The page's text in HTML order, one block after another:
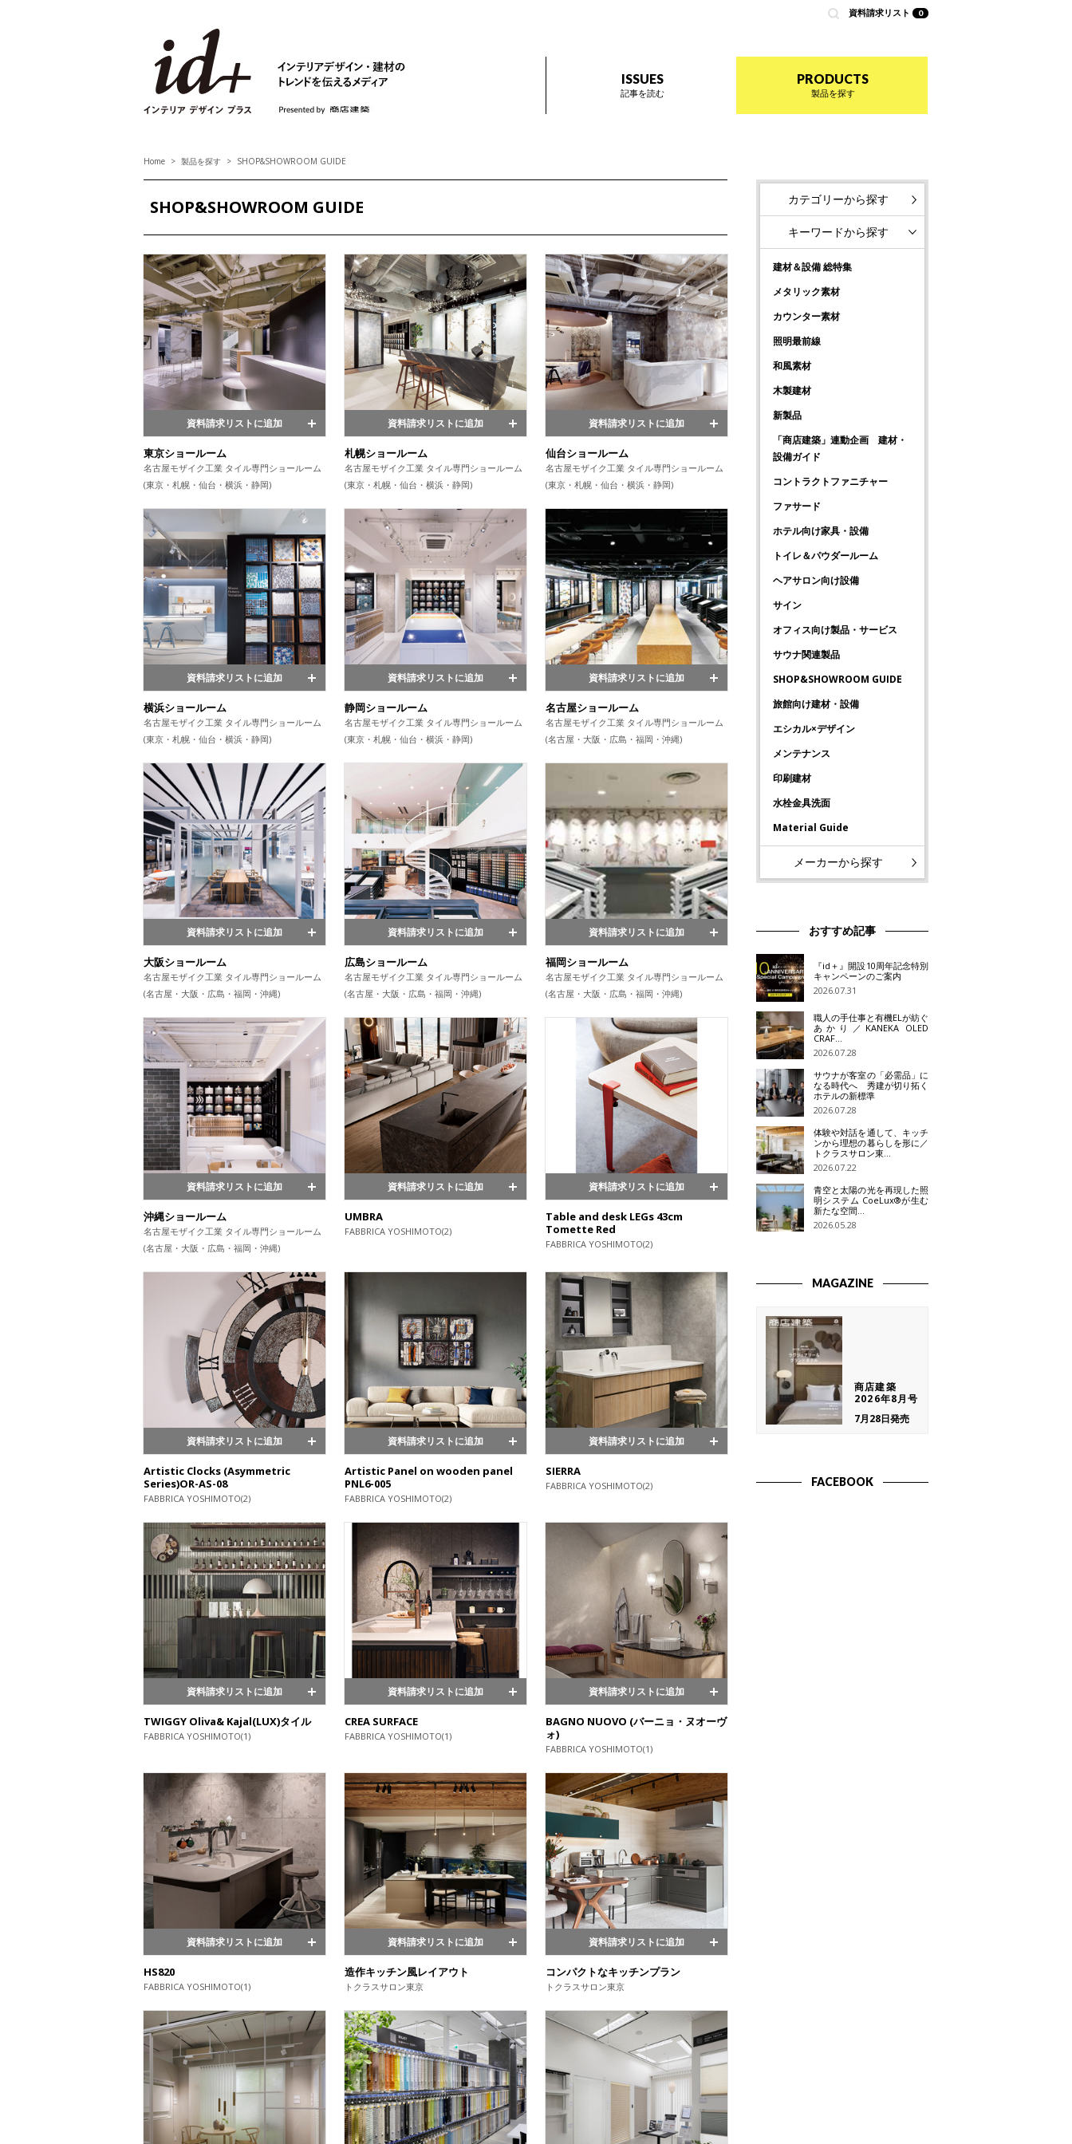
資料請求リスト 0
ISSUES
記事を読む
PRODUCTS
製品を探す
Home 製品を探す SHOP&SHOWROOM GUIDE
SHOP&SHOWROOM GUIDE
資料請求リストに追加
東京ショールーム
名古屋モザイク工業 タイル専門ショールーム
(東京・札幌・仙台・横浜・静岡)
資料請求リストに追加
札幌ショールーム
名古屋モザイク工業 タイル専門ショールーム
(東京・札幌・仙台・横浜・静岡)
資料請求リストに追加
仙台ショールーム
名古屋モザイク工業 タイル専門ショールーム
(東京・札幌・仙台・横浜・静岡)
資料請求リストに追加
横浜ショールーム
名古屋モザイク工業 タイル専門ショールーム
(東京・札幌・仙台・横浜・静岡)
資料請求リストに追加
静岡ショールーム
名古屋モザイク工業 タイル専門ショールーム
(東京・札幌・仙台・横浜・静岡)
資料請求リストに追加
名古屋ショールーム
名古屋モザイク工業 タイル専門ショールーム
(名古屋・大阪・広島・福岡・沖縄)
資料請求リストに追加
大阪ショールーム
名古屋モザイク工業 タイル専門ショールーム
(名古屋・大阪・広島・福岡・沖縄)
資料請求リストに追加
広島ショールーム
名古屋モザイク工業 タイル専門ショールーム
(名古屋・大阪・広島・福岡・沖縄)
資料請求リストに追加
福岡ショールーム
名古屋モザイク工業 タイル専門ショールーム
(名古屋・大阪・広島・福岡・沖縄)
資料請求リストに追加
沖縄ショールーム
名古屋モザイク工業 タイル専門ショールーム
(名古屋・大阪・広島・福岡・沖縄)
資料請求リストに追加
UMBRA
FABBRICA YOSHIMOTO(2)
資料請求リストに追加
Table and desk LEGs 43cm
Tomette Red
FABBRICA YOSHIMOTO(2)
資料請求リストに追加
Artistic Clocks (Asymmetric
Series)OR-AS-08
FABBRICA YOSHIMOTO(2)
資料請求リストに追加
Artistic Panel on wooden panel
PNL6-005
FABBRICA YOSHIMOTO(2)
資料請求リストに追加
SIERRA
FABBRICA YOSHIMOTO(2)
資料請求リストに追加
TWIGGY Oliva& Kajal(LUX)タイル
FABBRICA YOSHIMOTO(1)
資料請求リストに追加
CREA SURFACE
FABBRICA YOSHIMOTO(1)
資料請求リストに追加
BAGNO NUOVO (バーニョ・ヌオーヴ
ォ)
FABBRICA YOSHIMOTO(1)
資料請求リストに追加
HS820
FABBRICA YOSHIMOTO(1)
資料請求リストに追加
造作キッチン風レイアウト
トクラスサロン東京
資料請求リストに追加
コンパクトなキッチンプラン
トクラスサロン東京
カテゴリーから探す
キーワードから探す
建材＆設備 総特集
メタリック素材
カウンター素材
照明最前線
和風素材
木製建材
新製品
「商店建築」連動企画 建材・
設備ガイド
コントラクトファニチャー
ファサード
ホテル向け家具・設備
トイレ＆パウダールーム
ヘアサロン向け設備
サイン
オフィス向け製品・サービス
サウナ関連製品
SHOP&SHOWROOM GUIDE
旅館向け建材・設備
エシカル×デザイン
メンテナンス
印刷建材
水栓金具洗面
Material Guide
メーカーから探す
おすすめ記事
『id＋』開設10周年記念特別
キャンペーンのご案内
2026.07.31
職人の手仕事と有機ELが紡ぐ
あかり／KANEKA OLED
CRAF…
2026.07.28
サウナが客室の「必需品」に
なる時代へ 秀建が切り拓く
ホテルの新標準
2026.07.28
体験や対話を通して、キッチ
ンから理想の暮らしを形に／
トクラスサロン東…
2026.07.22
青空と太陽の光を再現した照
明システム CoeLux®が生む
新たな空間…
2026.05.28
MAGAZINE
商店建築
2026年8月号
7月28日発売
FACEBOOK